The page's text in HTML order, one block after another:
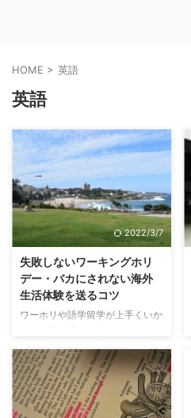
HOME > 英語
英語
2022/3/7
失敗しないワーキングホリ
デー・バカにされない海外
生活体験を送るコツ
ワーホリや語学留学が上手くいか
「ワーホリは遊びだから、帰国者
は仕事で使えない」とか、「留学
は遊学」とかいう声をよく聞きま
す。「ワーホリは現実逃避の世捨
て人」という声まで聞くことがあ